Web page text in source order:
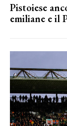
Pistoiese
emiliane e il